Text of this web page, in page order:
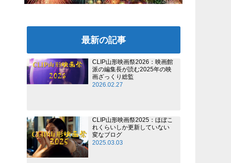
最新の記事
CLIP山形映画祭2026：映画館
派の編集長が読む2025年の映
画ざっくり総監
2026.02.27
CLIP山形映画祭2025：ほぼこ
れくらいしか更新していない
変なブログ
2025.03.03